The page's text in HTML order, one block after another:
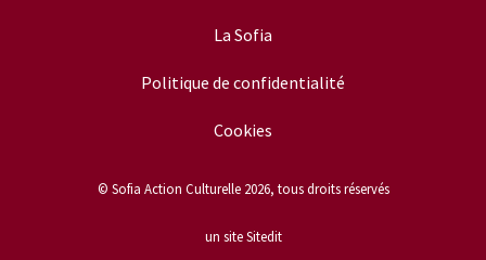
La Sofia
Politique de confidentialité
Cookies
© Sofia Action Culturelle 2026, tous droits réservés
un site Sitedit